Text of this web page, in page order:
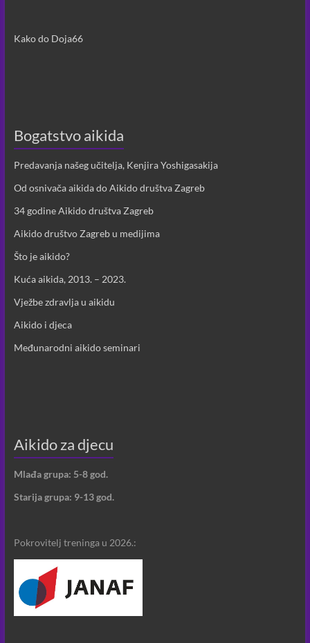
Kako do Doja66
Bogatstvo aikida
Predavanja našeg učitelja, Kenjira Yoshigasakija
Od osnivača aikida do Aikido društva Zagreb
34 godine Aikido društva Zagreb
Aikido društvo Zagreb u medijima
Što je aikido?
Kuća aikida, 2013. – 2023.
Vježbe zdravlja u aikidu
Aikido i djeca
Međunarodni aikido seminari
Aikido za djecu
Mlađa grupa: 5-8 god.
Starija grupa: 9-13 god.
Pokrovitelj treninga u 2026.: